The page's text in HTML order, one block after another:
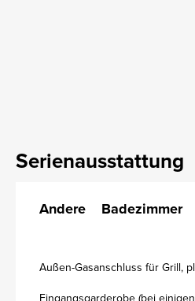
Serienausstattung
Andere Badezimmer
Außen-Gasanschluss für Grill,
Eingangsgarderobe (bei